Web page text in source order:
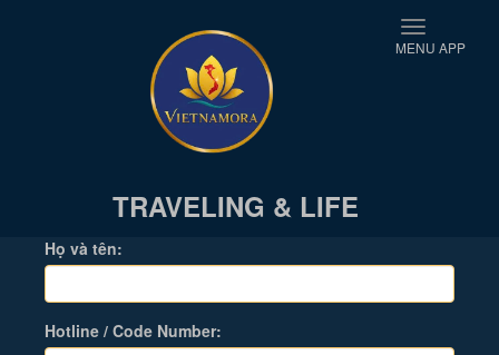
MENU APP
TRAVELING & LIFE
Họ và tên:
Hotline / Code Number: